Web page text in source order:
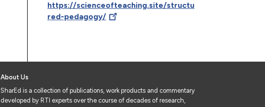
https://scienceofteaching.site/structu
red-pedagogy/
About Us
SharEd is a collection of publications, work products and commentary
developed by RTI experts over the course of decades of research,